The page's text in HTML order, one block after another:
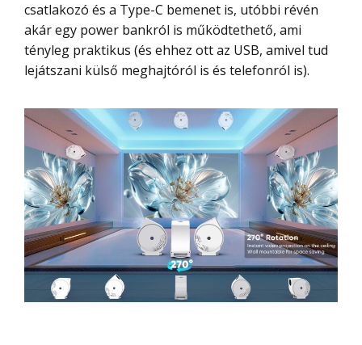
csatlakozó és a Type-C bemenet is, utóbbi révén
akár egy power bankról is működtethető, ami
tényleg praktikus (és ehhez ott az USB, amivel tud
lejátszani külső meghajtóról is és telefonról is).